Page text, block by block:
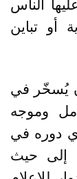
الناس
أو تباين
يُسخّر في
وموجه
دوره في
إلى حيث